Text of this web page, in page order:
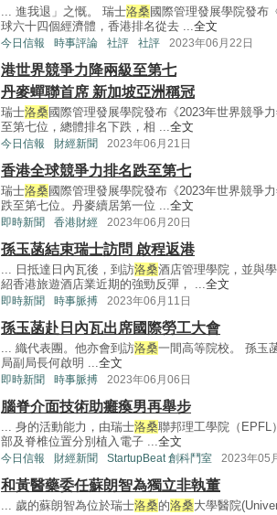
... 進我退」之慨。 瑞士洛桑 國際管理發展學院發布
球六十四個經濟體，香港排名從去 ...全文
今日信報 時事評論 社評 社評 2023年06月22日
港世界競爭力降兩級至第七
丹麥蟬聯首席 新加坡亞洲稱冠
瑞士洛桑 國際管理發展學院發布《2023年世界競爭
至第七位，總體排名下跌，相 ...全文
今日信報 財經新聞 2023年06月21日
香港全球競爭力排名跌至第七
瑞士洛桑 國際管理發展學院發布《2023年世界競爭
跌至第七位。丹麥續居第一位 ...全文
即時新聞 香港財經 2023年06月20日
孫玉菡結束瑞士訪問 啟程返港
... 日抵達日內瓦後，到訪洛桑酒店管理學院，並與
紹香港旅遊酒店業近期的強勁反彈， ...全文
即時新聞 時事脈搏 2023年06月11日
孫玉菡赴日內瓦出席國際勞工大會
... 織代表團。他亦會到訪洛桑一間高等院校。 孫玉
局副局長何啟明 ...全文
即時新聞 時事脈搏 2023年06月06日
腦脊介面技術助癱瘓男再舉步
... 身的活動能力，由瑞士洛桑聯邦理工學院（EPFL
部及脊椎位置分別植入電子 ...全文
今日信報 財經新聞 StartupBeat 創科鬥室 2023年05
和黃醫藥委任蘇朗智為獨立非執董
... 歲的蘇朗智為位於瑞士洛桑的洛桑大學醫院